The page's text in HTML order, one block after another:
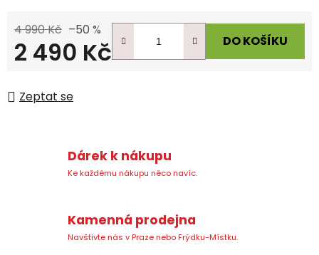
4 990 Kč –50 %
2 490 Kč DO KOŠÍKU
Zeptat se
Dárek k nákupu
Ke každému nákupu něco navíc.
Kamenná prodejna
Navštivte nás v Praze nebo Frýdku-Místku.